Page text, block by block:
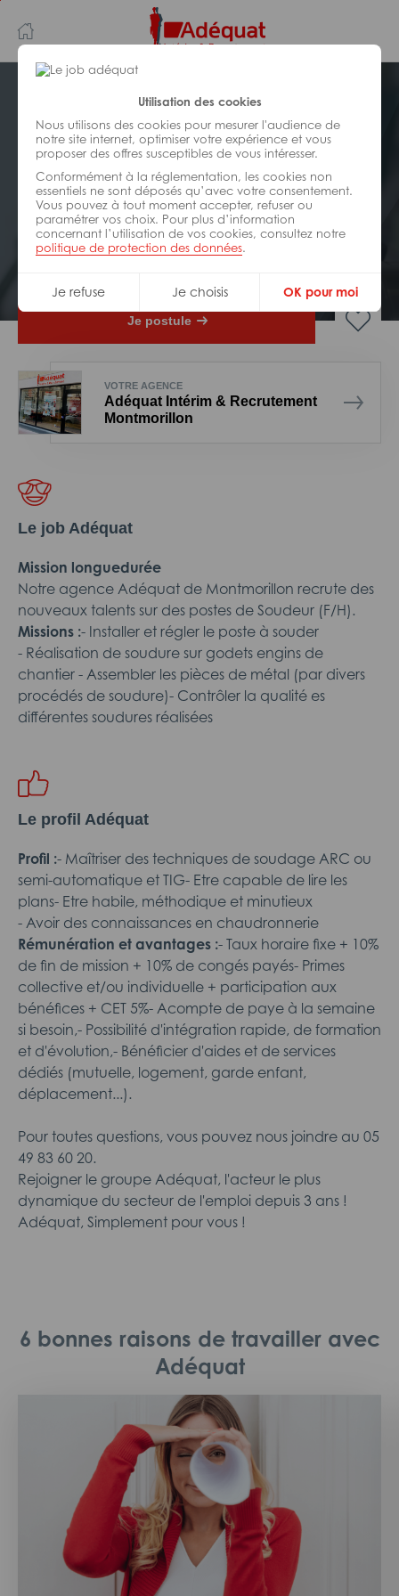
Utilisation des cookies
Nous utilisons des cookies pour mesurer l'audience de
notre site internet, optimiser votre expérience et vous
proposer des offres susceptibles de vous intéresser.
Conformément à la réglementation, les cookies non
essentiels ne sont déposés qu’avec votre consentement.
Vous pouvez à tout moment accepter, refuser ou
paramétrer vos choix. Pour plus d’information
concernant l’utilisation de vos cookies, consultez notre
politique de protection des données.
Je refuse Je choisis OK pour moi
au
contenu
principal
navigation
INDUSTRIE/FABRICATION/
TRANSFORMATION
Réf : 0DL-315447
Soudeur H/F
Interim Verrières
Je postule
VOTRE AGENCE
Adéquat Intérim & Recrutement
Montmorillon
Le job Adéquat
Mission longuedurée
Notre agence Adéquat de Montmorillon recrute des
nouveaux talents sur des postes de Soudeur (F/H).
Missions :- Installer et régler le poste à souder
- Réalisation de soudure sur godets engins de
chantier - Assembler les pièces de métal (par divers
procédés de soudure)- Contrôler la qualité es
différentes soudures réalisées
Le profil Adéquat
Profil :- Maîtriser des techniques de soudage ARC ou
semi-automatique et TIG- Etre capable de lire les
plans- Etre habile, méthodique et minutieux
- Avoir des connaissances en chaudronnerie
Rémunération et avantages :- Taux horaire fixe + 10%
de fin de mission + 10% de congés payés- Primes
collective et/ou individuelle + participation aux
bénéfices + CET 5%- Acompte de paye à la semaine
si besoin,- Possibilité d'intégration rapide, de formation
et d'évolution,- Bénéficier d'aides et de services
dédiés (mutuelle, logement, garde enfant,
déplacement...).
Pour toutes questions, vous pouvez nous joindre au 05
49 83 60 20.
Rejoigner le groupe Adéquat, l'acteur le plus
dynamique du secteur de l'emploi depuis 3 ans !
Adéquat, Simplement pour vous !
6 bonnes raisons de travailler avec
Adéquat